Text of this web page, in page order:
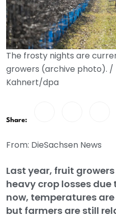
The frosty nights are
growers (archive photo). /
Kahnert/dpa
Share:
From: DieSachsen News
Last year, fruit
heavy crop losses
now, temperatures
but farmers are still